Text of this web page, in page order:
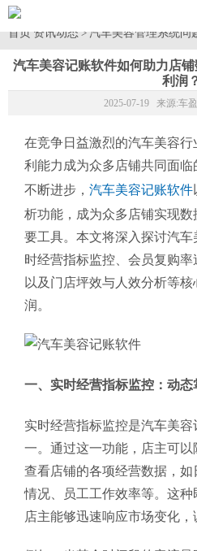
首页资讯动态>汽车美容管理系统问
汽车美容记账软件如何助力店
利润
2025-07-19 来源:车
在竞争日益激烈的汽车美容
利能力成为众多店铺共同面
不断进步， 汽车美容记账软件
析功能，成为众多店铺实现
要工具。本文将深入探讨汽
时经营指标监控、会员复购
以及门店坪效与人效分析等
润。
一、实时经营指标监控：动
实时经营指标监控是汽车美
一。通过这一功能，店主可
查看店铺的各项经营数据，
情况、员工工作效率等。这
店主能够迅速响应市场变化，